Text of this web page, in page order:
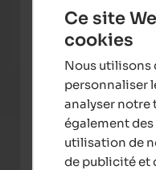
Where the sun shines
over the Etschtal, the
picturesque villages!
Ce site
cookies
Nous utilisons
personnaliser
analyser notre
également
utilisation de
de publicité et